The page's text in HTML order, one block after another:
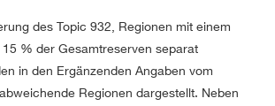
des Topic 932, Regionen mit einem
% der Gesamtreserven separat
in den Ergänzenden Angaben vom
Regionen dargestellt. Neben